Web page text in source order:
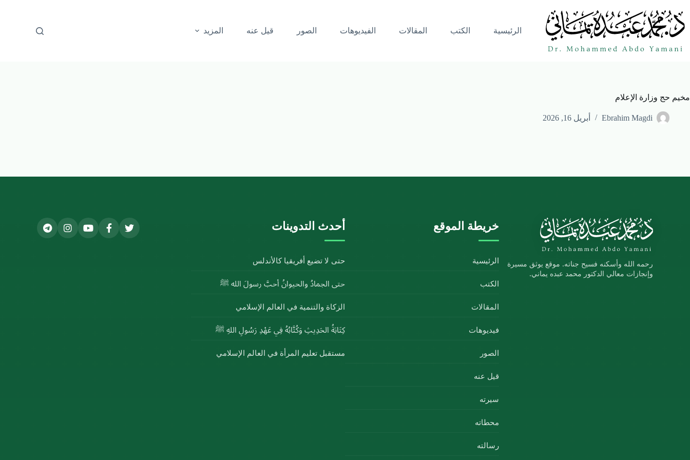
الرئيسية الكتب المقالات الفيديوهات الصور قيل عنه المزيد
مخيم حج وزارة الإعلام
Ebrahim Magdi أبريل 16, 2026
رحمه الله وأسكنه فسيح جناته. موقع يوثق مسيرة
وإنجازات معالي الدكتور محمد عبده يماني.
خريطة الموقع
الرئيسية
الكتب
المقالات
فيديوهات
الصور
قيل عنه
سيرته
محطاته
رسالته
أحدث التدوينات
حتى لا تضيع أفريقيا كالأندلس
حتى الجمادُ والحيوانُ أحبَّ رسولَ الله ﷺ
الزكاة والتنمية في العالم الإسلامي
كِتَابَةُ الحَدِيثِ وَكُتَّابُهُ فِي عَهْدِ رَسُولِ اللهِ ﷺ
مستقبل تعليم المرأة في العالم الإسلامي